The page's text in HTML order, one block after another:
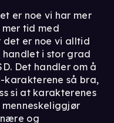
er noe vi har mer
tid med
det er noe vi alltid
handlet i stor grad
Det handler om å
karakterene så bra,
si at karakterenes
og